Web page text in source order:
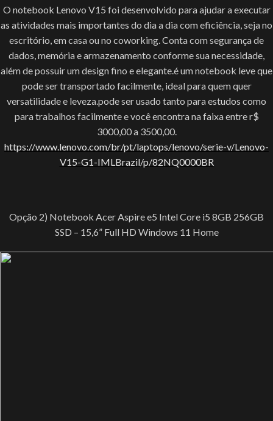
O notebook Lenovo V15 foi desenvolvido para ajudar a executar
as atividades mais importantes do dia a dia com eficiência, seja no
escritório, em casa ou no coworking. Conta com segurança de
dados, memória e armazenamento conforme sua necessidade,
além de possuir um design fino e elegante.é um notebook leve que
pode ser transportado facilmente, ideal para quem quer
versatilidade e leveza.pode ser usado tanto para estudos como
para trabalhos facilmente e você encontra na faixa entre r$
3000,00 a 3500,00.
https://www.lenovo.com/br/pt/laptops/lenovo/serie-v/Lenovo-
V15-G1-IMLBrazil/p/82NQ0000BR
Opção 2) Notebook Acer Aspire e5 Intel Core i5 8GB 256GB
SSD – 15,6” Full HD Windows 11 Home